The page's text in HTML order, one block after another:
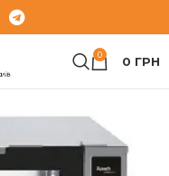
0 0 ГРН